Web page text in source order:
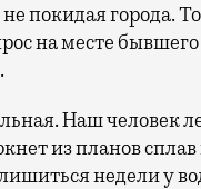
покидая города.
на месте
Наш человек
из планов
недели у